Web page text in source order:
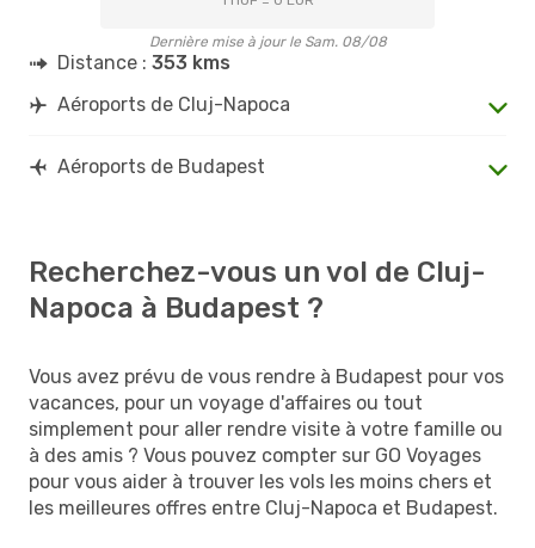
Dernière mise à jour le Sam. 08/08
Distance : 353 kms
Aéroports de Cluj-Napoca
Aéroports de Budapest
Recherchez-vous un vol de Cluj-
Napoca à Budapest ?
Vous avez prévu de vous rendre à Budapest pour vos
vacances, pour un voyage d'affaires ou tout
simplement pour aller rendre visite à votre famille ou
à des amis ? Vous pouvez compter sur GO Voyages
pour vous aider à trouver les vols les moins chers et
les meilleures offres entre Cluj-Napoca et Budapest.